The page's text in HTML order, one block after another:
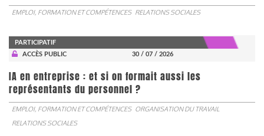
EMPLOI, FORMATION ET COMPÉTENCES RELATIONS SOCIALES
PARTICIPATIF
ACCÈS PUBLIC
30 / 07 / 2026
IA en entreprise : et si on formait aussi les
représentants du personnel ?
EMPLOI, FORMATION ET COMPÉTENCES ORGANISATION DU TRAVAIL
RELATIONS SOCIALES